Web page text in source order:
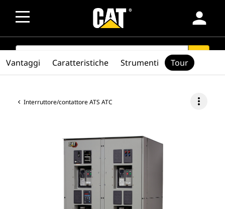
person
SEARCH search
Interruttore/contattore ATS ATC more_vert
Vantaggi Caratteristiche Strumenti Tour